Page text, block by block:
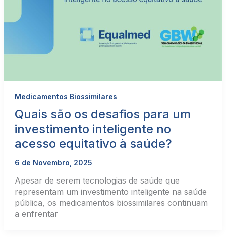
Medicamentos Biossimilares
Quais são os desafios para um
investimento inteligente no
acesso equitativo à saúde?
6 de Novembro, 2025
Apesar de serem tecnologias de saúde que
representam um investimento inteligente na saúde
pública, os medicamentos biossimilares continuam
a enfrentar